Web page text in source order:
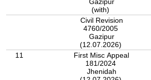
(with)
Civil Revision
4760/2005
Gazipur
(12.07.2026)
11
First Misc Appeal
181/2024
Jhenidah